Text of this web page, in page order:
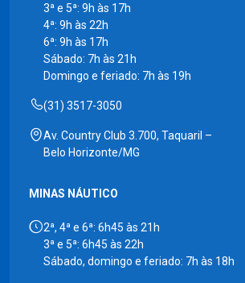
3ª e 5ª: 9h às 17h
4ª: 9h às 22h
6ª: 9h às 17h
Sábado: 7h às 21h
Domingo e feriado: 7h às 19h
(31) 3517-3050
Av. Country Club 3.700, Taquaril –
Belo Horizonte/MG
MINAS NÁUTICO
2ª, 4ª e 6ª: 6h45 às 21h
3ª e 5ª: 6h45 às 22h
Sábado, domingo e feriado: 7h às 18h